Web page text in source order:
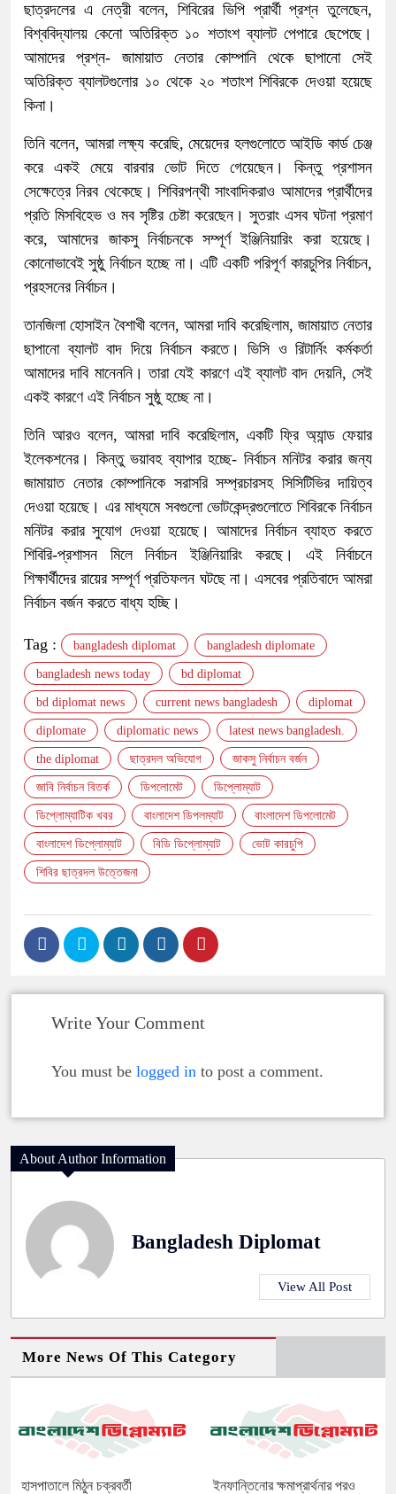
ছাত্রদলের এ নেত্রী বলেন, শিবিরের ভিপি প্রার্থী প্রশ্ন তুলেছেন,
বিশ্ববিদ্যালয় কেনো অতিরিক্ত ১০ শতাংশ ব্যালট পেপারে ছেপেছে।
আমাদের প্রশ্ন- জামায়াত নেতার কোম্পানি থেকে ছাপানো সেই
অতিরিক্ত ব্যালটগুলোর ১০ থেকে ২০ শতাংশ শিবিরকে দেওয়া হয়েছে
কিনা।
তিনি বলেন, আমরা লক্ষ্য করেছি, মেয়েদের হলগুলোতে আইডি কার্ড চেঞ্জ
করে একই মেয়ে বারবার ভোট দিতে গেয়েছেন। কিন্তু প্রশাসন
সেক্ষেত্রে নিরব থেকেছে। শিবিরপন্থী সাংবাদিকরাও আমাদের প্রার্থীদের
প্রতি মিসবিহেভ ও মব সৃষ্টির চেষ্টা করেছেন। সুতরাং এসব ঘটনা প্রমাণ
করে, আমাদের জাকসু নির্বাচনকে সম্পূর্ণ ইঞ্জিনিয়ারিং করা হয়েছে।
কোনোভাবেই সুষ্ঠু নির্বাচন হচ্ছে না। এটি একটি পরিপূর্ণ কারচুপির নির্বাচন,
প্রহসনের নির্বাচন।
তানজিলা হোসাইন বৈশাখী বলেন, আমরা দাবি করেছিলাম, জামায়াত নেতার
ছাপানো ব্যালট বাদ দিয়ে নির্বাচন করতে। ভিসি ও রিটার্নিং কর্মকর্তা
আমাদের দাবি মানেননি। তারা যেই কারণে এই ব্যালট বাদ দেয়নি, সেই
একই কারণে এই নির্বাচন সুষ্ঠু হচ্ছে না।
তিনি আরও বলেন, আমরা দাবি করেছিলাম, একটি ফ্রি অ্যান্ড ফেয়ার
ইলেকশনের। কিন্তু ভয়াবহ ব্যাপার হচ্ছে- নির্বাচন মনিটর করার জন্য
জামায়াত নেতার কোম্পানিকে সরাসরি সম্প্রচারসহ সিসিটিভির দায়িত্ব
দেওয়া হয়েছে। এর মাধ্যমে সবগুলো ভোটকেন্দ্রগুলোতে শিবিরকে নির্বাচন
মনিটর করার সুযোগ দেওয়া হয়েছে। আমাদের নির্বাচন ব্যাহত করতে
শিবিরি-প্রশাসন মিলে নির্বাচন ইঞ্জিনিয়ারিং করছে। এই নির্বাচনে
শিক্ষার্থীদের রায়ের সম্পূর্ণ প্রতিফলন ঘটছে না। এসবের প্রতিবাদে আমরা
নির্বাচন বর্জন করতে বাধ্য হচ্ছি।
Tag : bangladesh diplomat bangladesh diplomate
bangladesh news today bd diplomat
bd diplomat news current news bangladesh diplomat
diplomate diplomatic news latest news bangladesh.
the diplomat ছাত্রদল অভিযোগ জাকসু নির্বাচন বর্জন
জাবি নির্বাচন বিতর্ক ডিপলোমেট ডিপ্লোম্যাট
ডিপ্লোম্যাটিক খবর বাংলাদেশ ডিপলম্যাট বাংলাদেশ ডিপলোমেট
বাংলাদেশ ডিপ্লোম্যাট বিডি ডিপ্লোম্যাট ভোট কারচুপি
শিবির ছাত্রদল উত্তেজনা
Write Your Comment
You must be logged in to post a comment.
About Author Information
Bangladesh Diplomat
View All Post
More News Of This Category
হাসপাতালে মিঠুন চক্রবর্তী ইনফান্তিনোর ক্ষমাপ্রার্থনার পরও